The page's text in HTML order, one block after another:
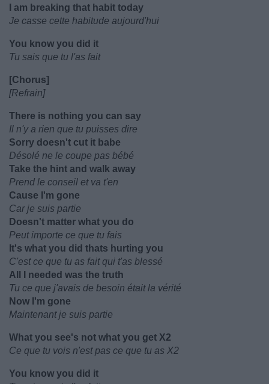
I am breaking that habit today
Je casse cette habitude aujourd'hui
You know you did it
Tu sais que tu l'as fait
[Chorus]
[Refrain]
There is nothing you can say
Il n'y a rien que tu puisses dire
Sorry doesn't cut it babe
Désolé ne le coupe pas bébé
Take the hint and walk away
Prend le conseil et va t'en
Cause I'm gone
Car je suis partie
Doesn't matter what you do
Peut importe ce que tu fais
It's what you did thats hurting you
C'est ce que tu as fait qui t'as blessé
All I needed was the truth
Tu ce que j'avais de besoin était la vérité
Now I'm gone
Maintenant je suis partie
What you see's not what you get X2
Ce que tu vois n'est pas ce que tu as X2
You know you did it